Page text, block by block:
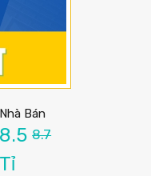
Nhà Bán
8.5 8.7
Tỉ